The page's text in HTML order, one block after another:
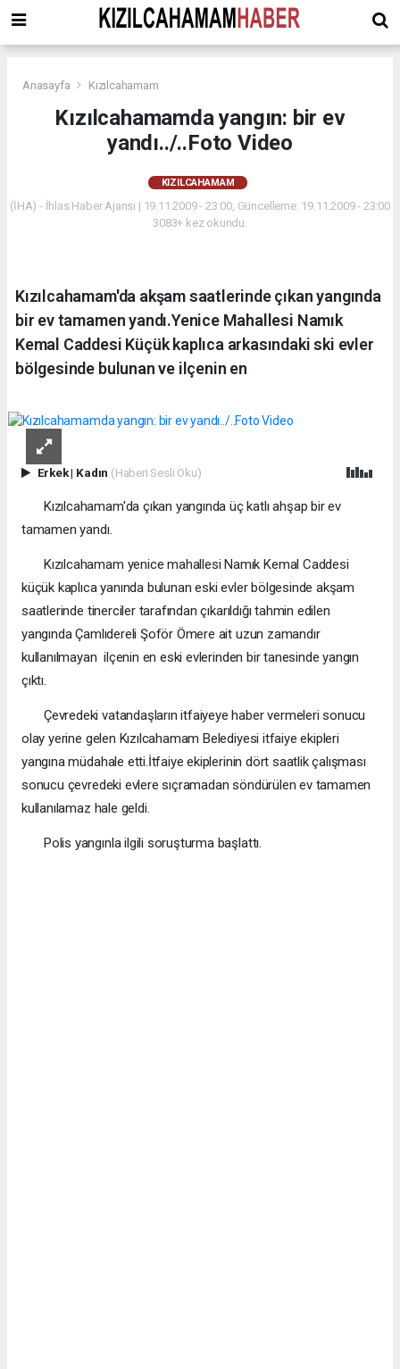
Anasayfa Kızılcahamam
Kızılcahamamda yangın: bir ev
yandı../..Foto Video
KIZILCAHAMAM
(İHA) - İhlas Haber Ajansı | 19.11.2009 - 23:00, Güncelleme: 19.11.2009 - 23:00
3083+ kez okundu.
Kızılcahamam'da akşam saatlerinde çıkan yangında
bir ev tamamen yandı.Yenice Mahallesi Namık
Kemal Caddesi Küçük kaplıca arkasındaki ski evler
bölgesinde bulunan ve ilçenin en
Erkek| Kadın (Haberi Sesli Oku)
Kızılcahamam'da çıkan yangında üç katlı ahşap bir ev
tamamen yandı.
Kızılcahamam yenice mahallesi Namık Kemal Caddesi
küçük kaplıca yanında bulunan eski evler bölgesinde akşam
saatlerinde tinerciler tarafından çıkarıldığı tahmin edilen
yangında Çamlıdereli Şoför Ömere ait uzun zamandır
kullanılmayan ilçenin en eski evlerinden bir tanesinde yangın
çıktı.
Çevredeki vatandaşların itfaiyeye haber vermeleri sonucu
olay yerine gelen Kızılcahamam Belediyesi itfaiye ekipleri
yangına müdahale etti.İtfaiye ekiplerinin dört saatlik çalışması
sonucu çevredeki evlere sıçramadan söndürülen ev tamamen
kullanılamaz hale geldi.
Polis yangınla ilgili soruşturma başlattı.